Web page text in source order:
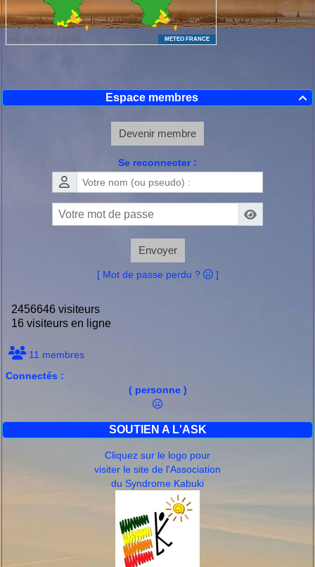

Espace membres
Devenir membre
Se reconnecter :
Envoyer
[ Mot de passe perdu ? ]
2456646 visiteurs
16 visiteurs en ligne
11 membres
Connectés :
( personne )
SOUTIEN A L'ASK
Cliquez sur le logo pour
visiter le site de l'Association
du Syndrome Kabuki